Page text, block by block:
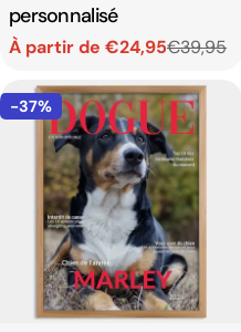
personnalisé
Prix
de
vente
À partir de €24,95
Prix
habituel
€39,95
-37%